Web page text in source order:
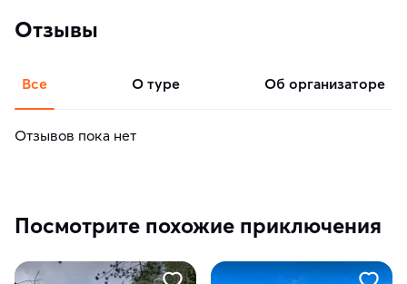
Отзывы
Все о туре об организаторе
Отзывов пока нет
Посмотрите похожие приключения